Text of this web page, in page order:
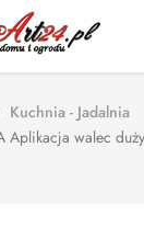
Kuchnia - Jadalnia
Aplikacja walec